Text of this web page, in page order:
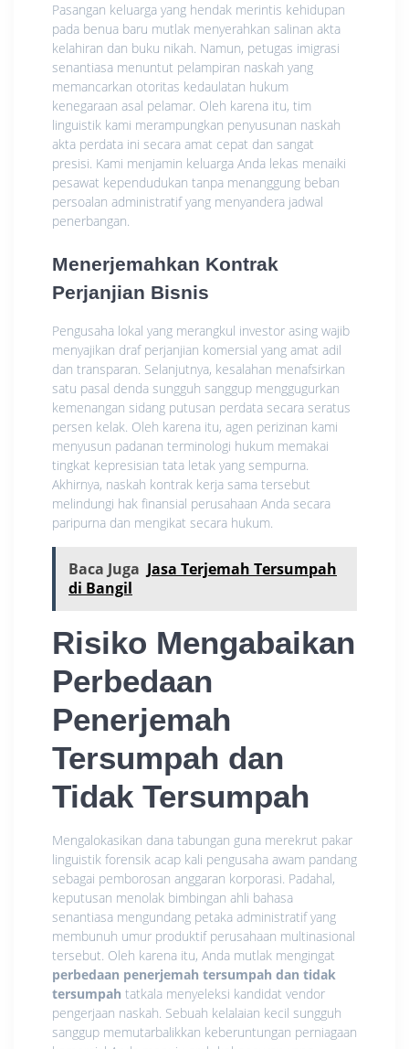
Pasangan keluarga yang hendak merintis kehidupan
pada benua baru mutlak menyerahkan salinan akta
kelahiran dan buku nikah. Namun, petugas imigrasi
senantiasa menuntut pelampiran naskah yang
memancarkan otoritas kedaulatan hukum
kenegaraan asal pelamar. Oleh karena itu, tim
linguistik kami merampungkan penyusunan naskah
akta perdata ini secara amat cepat dan sangat
presisi. Kami menjamin keluarga Anda lekas menaiki
pesawat kependudukan tanpa menanggung beban
persoalan administratif yang menyandera jadwal
penerbangan.
Menerjemahkan Kontrak
Perjanjian Bisnis
Pengusaha lokal yang merangkul investor asing wajib
menyajikan draf perjanjian komersial yang amat adil
dan transparan. Selanjutnya, kesalahan menafsirkan
satu pasal denda sungguh sanggup menggugurkan
kemenangan sidang putusan perdata secara seratus
persen kelak. Oleh karena itu, agen perizinan kami
menyusun padanan terminologi hukum memakai
tingkat kepresisian tata letak yang sempurna.
Akhirnya, naskah kontrak kerja sama tersebut
melindungi hak finansial perusahaan Anda secara
paripurna dan mengikat secara hukum.
Baca Juga Jasa Terjemah Tersumpah
di Bangil
Risiko Mengabaikan
Perbedaan
Penerjemah
Tersumpah dan
Tidak Tersumpah
Mengalokasikan dana tabungan guna merekrut pakar
linguistik forensik acap kali pengusaha awam pandang
sebagai pemborosan anggaran korporasi. Padahal,
keputusan menolak bimbingan ahli bahasa
senantiasa mengundang petaka administratif yang
membunuh umur produktif perusahaan multinasional
tersebut. Oleh karena itu, Anda mutlak mengingat
perbedaan penerjemah tersumpah dan tidak
tersumpah tatkala menyeleksi kandidat vendor
pengerjaan naskah. Sebuah kelalaian kecil sungguh
sanggup memutarbalikkan keberuntungan perniagaan